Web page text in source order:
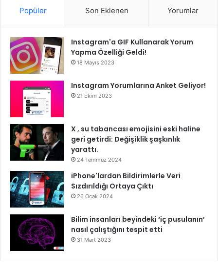
Popüler Son Eklenen Yorumlar
Instagram'a GIF Kullanarak Yorum
Yapma Özelliği Geldi!
18 Mayıs 2023
Instagram Yorumlarına Anket Geliyor!
21 Ekim 2023
X , su tabancası emojisini eski haline
geri getirdi: Değişiklik şaşkınlık
yarattı.
24 Temmuz 2024
iPhone'lardan Bildirimlerle Veri
Sızdırıldığı Ortaya Çıktı
26 Ocak 2024
Bilim insanları beyindeki ‘iç pusulanın’
nasıl çalıştığını tespit etti
31 Mart 2023